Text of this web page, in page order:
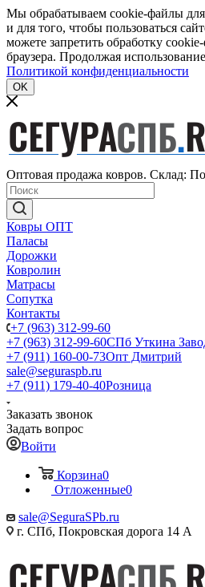
Мы обрабатываем cookie-файлы для
и для того, чтобы пользоваться
можете запретить обработку
браузера. Продолжая
Политикой конфиденциальности
OK
Оптовая продажа ковров. Склад:
Ковры ОПТ
Паласы
Дорожки
Ковролин
Матрасы
Сопутка
Контакты
+7 (963) 312-99-60
+7 (963) 312-99-60СПб Уткина
+7 (911) 160-00-73Опт Дмитрий
sale@seguraspb.ru
+7 (911) 179-40-40Розница
Заказать звонок
Задать вопрос
Войти
Корзина0
Отложенные0
sale@SeguraSPb.ru
г. СПб, Покровская дорога 14 А